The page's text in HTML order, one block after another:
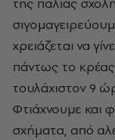
χρειάζεται να
πάντως το κρέας
τουλάχιστον 9
Φτιάχνουμε και
σχήματα, από